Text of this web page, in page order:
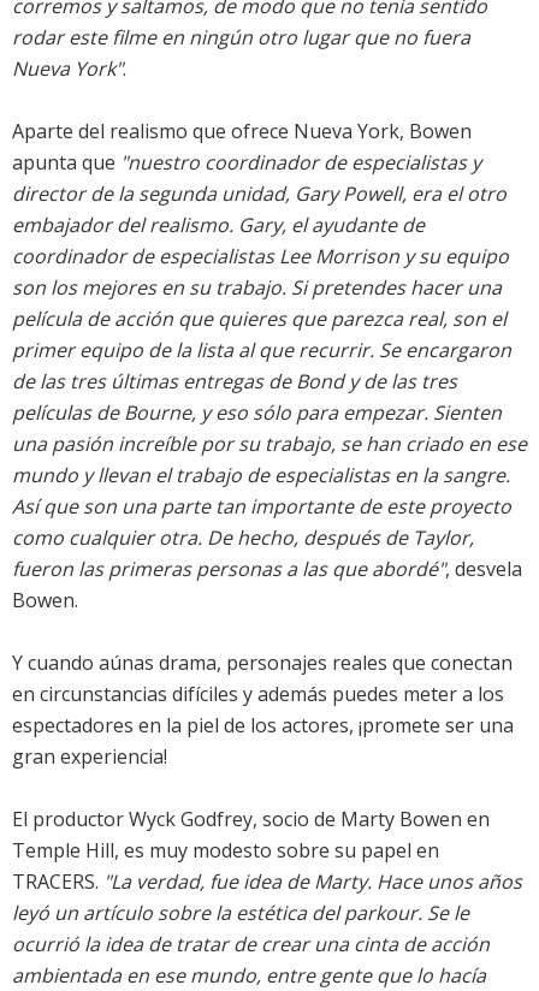
corremos y saltamos, de modo que no tenía sentido
rodar este filme en ningún otro lugar que no fuera
Nueva York".
Aparte del realismo que ofrece Nueva York, Bowen
apunta que "nuestro coordinador de especialistas y
director de la segunda unidad, Gary Powell, era el otro
embajador del realismo. Gary, el ayudante de
coordinador de especialistas Lee Morrison y su equipo
son los mejores en su trabajo. Si pretendes hacer una
película de acción que quieres que parezca real, son el
primer equipo de la lista al que recurrir. Se encargaron
de las tres últimas entregas de Bond y de las tres
películas de Bourne, y eso sólo para empezar. Sienten
una pasión increíble por su trabajo, se han criado en ese
mundo y llevan el trabajo de especialistas en la sangre.
Así que son una parte tan importante de este proyecto
como cualquier otra. De hecho, después de Taylor,
fueron las primeras personas a las que abordé", desvela
Bowen.
Y cuando aúnas drama, personajes reales que conectan
en circunstancias difíciles y además puedes meter a los
espectadores en la piel de los actores, ¡promete ser una
gran experiencia!
El productor Wyck Godfrey, socio de Marty Bowen en
Temple Hill, es muy modesto sobre su papel en
TRACERS. "La verdad, fue idea de Marty. Hace unos años
leyó un artículo sobre la estética del parkour. Se le
ocurrió la idea de tratar de crear una cinta de acción
ambientada en ese mundo, entre gente que lo hacía